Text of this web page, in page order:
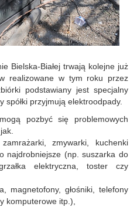
Bielska-Białej trwają kolejne już
realizowane w tym roku przez
podstawiany jest specjalny
przyjmują elektroodpady.
pozbyć się problemowych
zmywarki, kuchenki
najdrobniejsze (np. suszarka do
elektryczna, toster czy
magnetofony, głośniki, telefony
komputerowe itp.),